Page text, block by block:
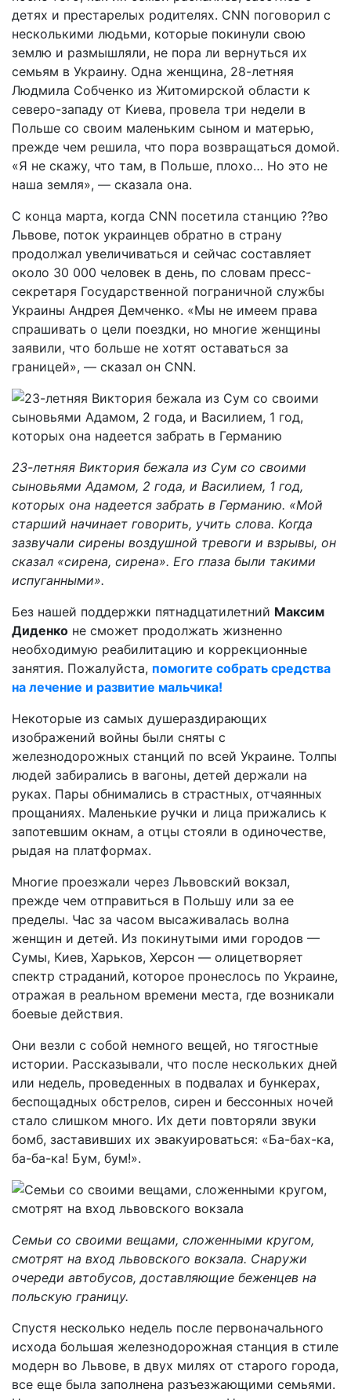
детях и престарелых родителях. CNN поговорил с
несколькими людьми, которые покинули свою
землю и размышляли, не пора ли вернуться их
семьям в Украину. Одна женщина, 28-летняя
Людмила Собченко из Житомирской области к
северо-западу от Киева, провела три недели в
Польше со своим маленьким сыном и матерью,
прежде чем решила, что пора возвращаться домой.
«Я не скажу, что там, в Польше, плохо… Но это не
наша земля», — сказала она.
С конца марта, когда CNN посетила станцию ??во
Львове, поток украинцев обратно в страну
продолжал увеличиваться и сейчас составляет
около 30 000 человек в день, по словам пресс-
секретаря Государственной пограничной службы
Украины Андрея Демченко. «Мы не имеем права
спрашивать о цели поездки, но многие женщины
заявили, что больше не хотят оставаться за
границей», — сказал он CNN.
23-летняя Виктория бежала из Сум со своими
сыновьями Адамом, 2 года, и Василием, 1 год,
которых она надеется забрать в Германию. «Мой
старший начинает говорить, учить слова. Когда
зазвучали сирены воздушной тревоги и взрывы, он
сказал «сирена, сирена». Его глаза были такими
испуганными».
Без нашей поддержки пятнадцатилетний Максим
Диденко не сможет продолжать жизненно
необходимую реабилитацию и коррекционные
занятия. Пожалуйста, помогите собрать средства
на лечение и развитие мальчика!
Некоторые из самых душераздирающих
изображений войны были сняты с
железнодорожных станций по всей Украине. Толпы
людей забирались в вагоны, детей держали на
руках. Пары обнимались в страстных, отчаянных
прощаниях. Маленькие ручки и лица прижались к
запотевшим окнам, а отцы стояли в одиночестве,
рыдая на платформах.
Многие проезжали через Львовский вокзал,
прежде чем отправиться в Польшу или за ее
пределы. Час за часом высаживалась волна
женщин и детей. Из покинутыми ими городов —
Сумы, Киев, Харьков, Херсон — олицетворяет
спектр страданий, которое пронеслось по Украине,
отражая в реальном времени места, где возникали
боевые действия.
Они везли с собой немного вещей, но тягостные
истории. Рассказывали, что после нескольких дней
или недель, проведенных в подвалах и бункерах,
беспощадных обстрелов, сирен и бессонных ночей
стало слишком много. Их дети повторяли звуки
бомб, заставивших их эвакуироваться: «Ба-бах-ка,
ба-ба-ка! Бум, бум!».
Семьи со своими вещами, сложенными кругом,
смотрят на вход львовского вокзала. Снаружи
очереди автобусов, доставляющие беженцев на
польскую границу.
Спустя несколько недель после первоначального
исхода большая железнодорожная станция в стиле
модерн во Львове, в двух милях от старого города,
все еще была заполнена разъезжающими семьями.